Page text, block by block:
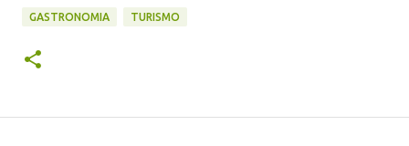
GASTRONOMIA TURISMO